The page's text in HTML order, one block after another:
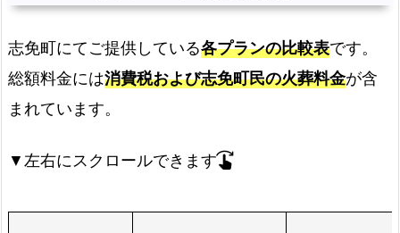
志免町にてご提供している各プランの比較表です。
総額料金には消費税および志免町民の火葬料金が含
まれています。
▼左右にスクロールできますswipe_right